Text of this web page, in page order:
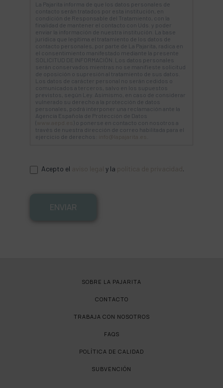
La Pajarita informa de que los datos personales de
contacto serán tratados por esta institución, en
condición de Responsable del Tratamiento, con la
finalidad de mantener el contacto con Uds. y poder
enviar la información de nuestra institución. La base
jurídica que legitima el tratamiento de los datos de
contacto personales, por parte de La Pajarita, radica en
el consentimiento manifestado mediante la presente
SOLICITUD DE INFORMACIÓN. Los datos personales
serán conservados mientras no se manifieste solicitud
de oposición o supresión al tratamiento de sus datos.
Los datos de carácter personal no serán cedidos o
comunicados a terceros, salvo en los supuestos
previstos, según Ley. Asimismo, en caso de considerar
vulnerado su derecho a la protección de datos
personales, podrá interponer una reclamación ante la
Agencia Española de Protección de Datos
(
) o ponerse en contacto con nosotros a
través de nuestra dirección de correo habilitada para el
ejercicio de derechos:
Acepto el y la .
ENVIAR
SOBRE LA PAJARITA
CONTACTO
TRABAJA CON NOSOTROS
FAQS
POLÍTICA DE CALIDAD
SUBVENCIÓN